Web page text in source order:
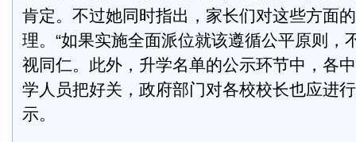
肯定。不过她同时指出，家长们对这些方面
理。“如果实施全面派位就该遵循公平原则，
视同仁。此外，升学名单的公示环节中，各
学人员把好关，政府部门对各校校长也应进
示。